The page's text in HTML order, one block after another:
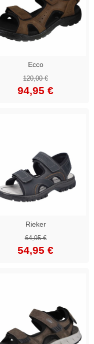
Ecco
120,00 €
94,95 €
Rieker
64,95 €
54,95 €